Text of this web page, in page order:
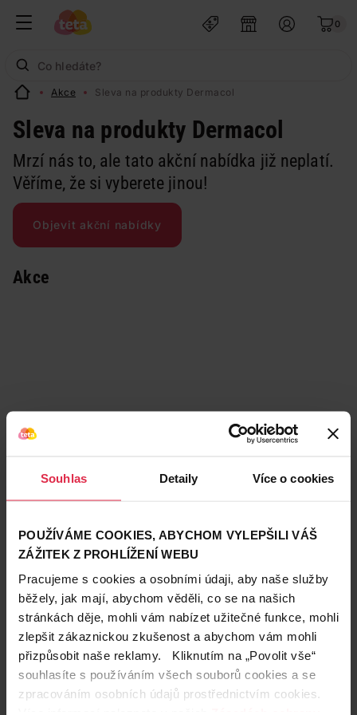
Souhlas Detaily Více o cookies
POUŽÍVÁME COOKIES, ABYCHOM VYLEPŠILI VÁŠ
ZÁŽITEK Z PROHLÍŽENÍ WEBU
Pracujeme s cookies a osobními údaji, aby naše služby
běžely, jak mají, abychom věděli, co se na našich
stránkách děje, mohli vám nabízet užitečné funkce, mohli
zlepšit zákaznickou zkušenost a abychom vám mohli
přizpůsobit naše reklamy. Kliknutím na „Povolit vše“
souhlasíte s používáním všech souborů cookies a se
zpracováním osobních údajů prostřednictvím cookies.
0
Akce Sleva na produkty Dermacol
Sleva na produkty Dermacol
Mrzí nás to, ale tato akční nabídka již neplatí.
Věříme, že si vyberete jinou!
Objevit akční nabídky
Akce
Teta prodejny a služby